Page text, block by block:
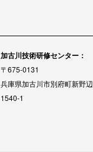
加古川技術研修センター：
〒675-0131
兵庫県加古川市別府町新野辺
1540-1